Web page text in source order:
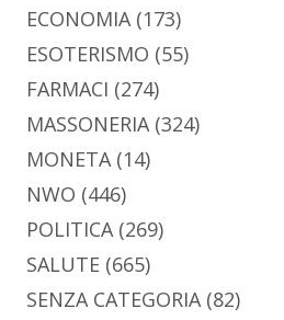
ECONOMIA(173)
ESOTERISMO (55)
FARMACI (274)
MASSONERIA(324)
MONETA(14)
NWO (446)
POLITICA(269)
SALUTE (665)
SENZA CATEGORIA(82)